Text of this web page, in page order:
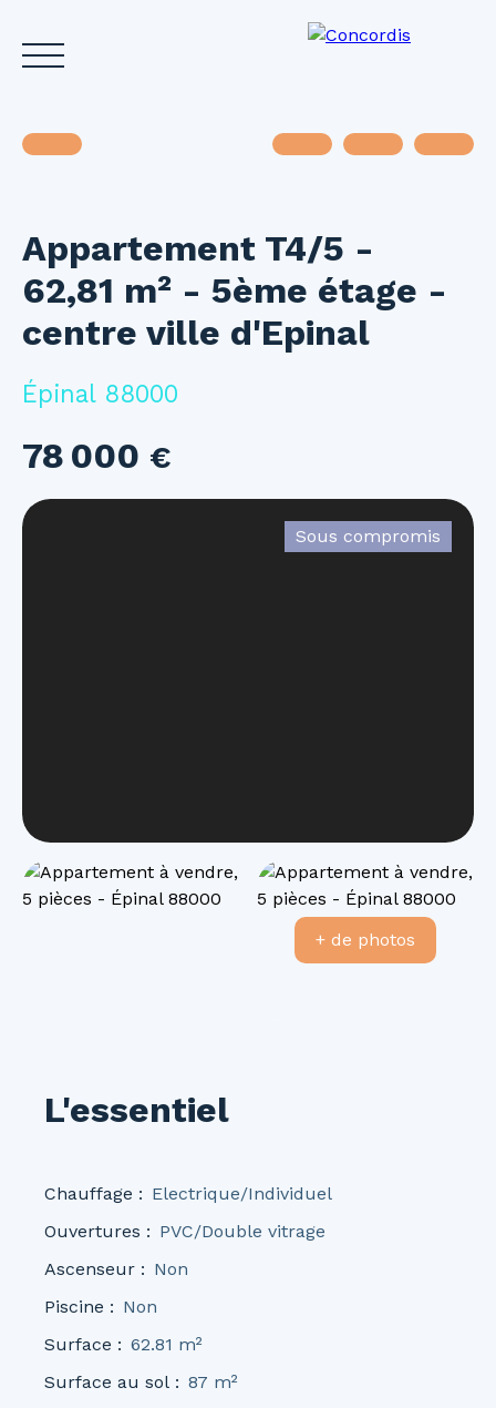
Accueil Acheter Louer Vendre
Estimez votre bien
Appartement T4/5 -
62,81 m² - 5ème étage -
centre ville d'Epinal
Épinal 88000
78 000 €
Sous compromis
+ de photos
L'essentiel
Chauffage : Electrique/Individuel
Ouvertures : PVC/Double vitrage
Ascenseur : Non
Piscine : Non
Surface : 62.81 m²
Surface au sol : 87 m²